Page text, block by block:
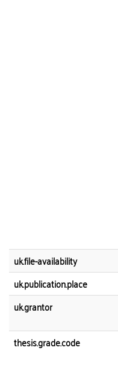
uk.file-availability
uk.publication.place
uk.grantor
thesis.grade.code